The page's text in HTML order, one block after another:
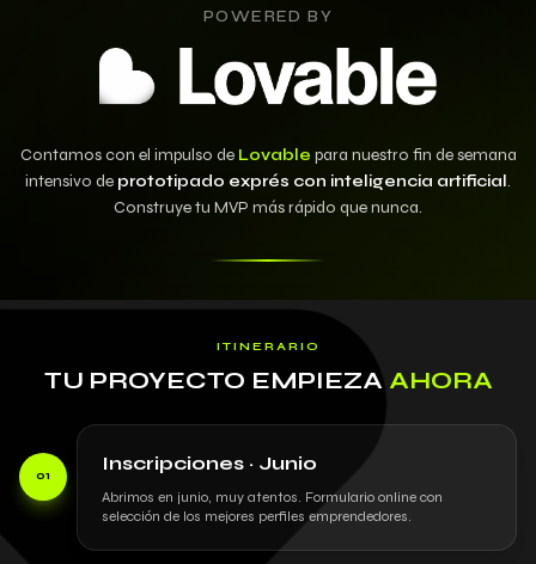
POWERED BY
Contamos con el impulso de Lovable para nuestro fin de semana
intensivo de prototipado exprés con inteligencia artificial.
Construye tu MVP más rápido que nunca.
ITINERARIO
TU PROYECTO EMPIEZA AHORA
Inscripciones · Junio
Abrimos en junio, muy atentos. Formulario online con
selección de los mejores perfiles emprendedores.
01